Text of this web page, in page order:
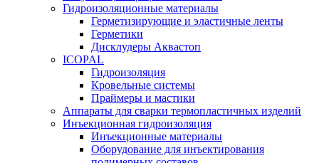
Гидроизоляционные материалы
Герметизирующие и эластичные ленты
Герметики
Дисклудеры Аквастоп
ICOPAL
Гидроизоляция
Кровельные системы
Праймеры и мастики
Аппараты для сварки термопластичных изделий
Инъекционная гидроизоляция
Инъекционные материалы
Оборудование для инъектирования